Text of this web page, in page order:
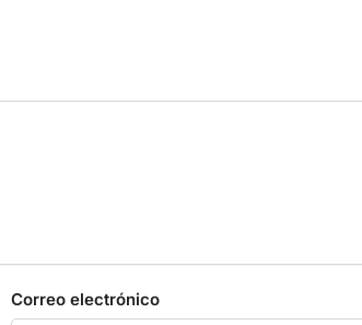
Correo electrónico